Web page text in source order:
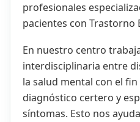
profesionales
pacientes con
En nuestro centro
interdisciplinaria entre
la salud mental con el
diagnóstico certero y
síntomas. Esto nos